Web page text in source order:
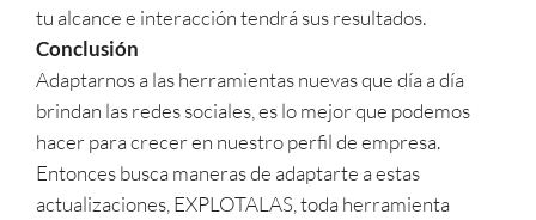
tu alcance e interacción tendrá sus resultados.
Conclusión
Adaptarnos a las herramientas nuevas que día a día
brindan las redes sociales, es lo mejor que podemos
hacer para crecer en nuestro perfil de empresa.
Entonces busca maneras de adaptarte a estas
actualizaciones, EXPLOTALAS, toda herramienta